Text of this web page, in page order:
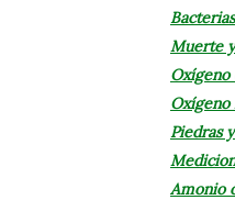
Muerte
Oxígeno
Oxígeno
Piedras
Amonio